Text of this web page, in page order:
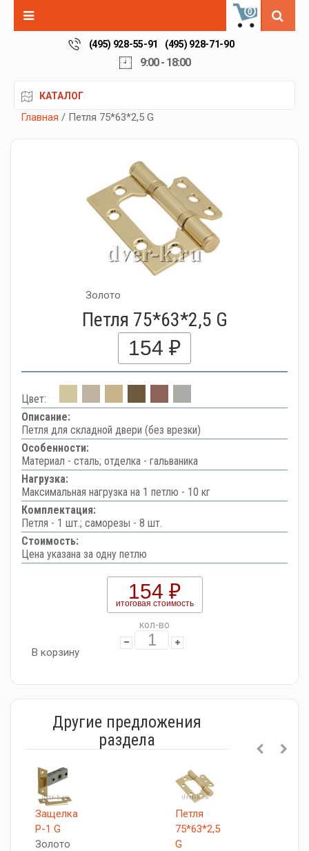
0
(495) 928-55-91 (495) 928-71-90
9:00 - 18:00
КАТАЛОГ
Главная / Петля 75*63*2,5 G
Золото
Петля 75*63*2,5 G
154 ₽
Цвет:
Описание:
Петля для складной двери (без врезки)
Особенности:
Материал - сталь; отделка - гальваника
Нагрузка:
Максимальная нагрузка на 1 петлю - 10 кг
Комплектация:
Петля - 1 шт.; саморезы - 8 шт.
Стоимость:
Цена указана за одну петлю
154 ₽
итоговая стоимость
кол-во
В корзину
Другие предложения
раздела
Защелка
P-1 G
Золото
Петля
75*63*2,5
G